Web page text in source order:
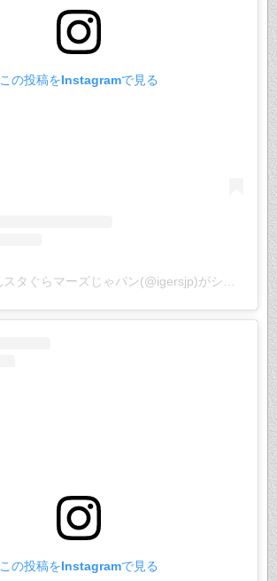
この投稿をInstagramで見る
IGersJP ☺︎ いんスタぐらマーズじゃパン(@igersjp)がシェアした投稿
この投稿をInstagramで見る